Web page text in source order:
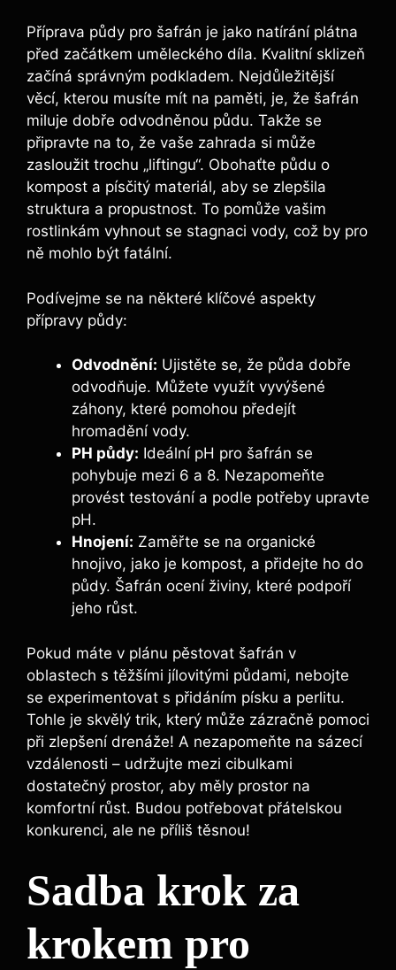
Příprava půdy pro šafrán je jako natírání plátna
před začátkem uměleckého díla. Kvalitní sklizeň
začíná správným podkladem. Nejdůležitější
věcí, kterou musíte mít na paměti, je, že šafrán
miluje dobře odvodněnou půdu. Takže se
připravte na to, že vaše zahrada si může
zasloužit trochu „liftingu“. Obohaťte půdu o
kompost a písčitý materiál, aby se zlepšila
struktura a propustnost. To pomůže vašim
rostlinkám vyhnout se stagnaci vody, což by pro
ně mohlo být fatální.
Podívejme se na některé klíčové aspekty
přípravy půdy:
Odvodnění: Ujistěte se, že půda dobře
odvodňuje. Můžete využít vyvýšené
záhony, které pomohou předejít
hromadění vody.
PH půdy: Ideální pH pro šafrán se
pohybuje mezi 6 a 8. Nezapomeňte
provést testování a podle potřeby upravte
pH.
Hnojení: Zaměřte se na organické
hnojivo, jako je kompost, a přidejte ho do
půdy. Šafrán ocení živiny, které podpoří
jeho růst.
Pokud máte v plánu pěstovat šafrán v
oblastech s těžšími jílovitými půdami, nebojte
se experimentovat s přidáním písku a perlitu.
Tohle je skvělý trik, který může zázračně pomoci
při zlepšení drenáže! A nezapomeňte na sázecí
vzdálenosti – udržujte mezi cibulkami
dostatečný prostor, aby měly prostor na
komfortní růst. Budou potřebovat přátelskou
konkurenci, ale ne příliš těsnou!
Sadba krok za
krokem pro